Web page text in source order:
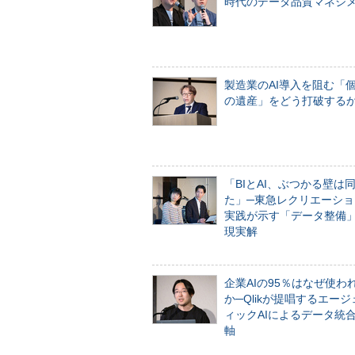
製造業のAI導入を阻む「
の遺産」をどう打破する
「BIとAI、ぶつかる壁は
た」─東急レクリエーシ
実践が示す「データ整備
現実解
企業AIの95％はなぜ使わ
か─Qlikが提唱するエージ
ィックAIによるデータ統
軸